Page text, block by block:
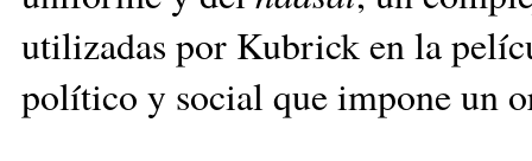
utilizadas por Kubrick en la
político y social que impone un